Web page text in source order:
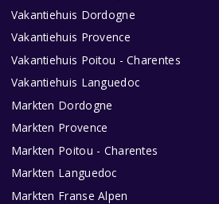
Vakantiehuis Dordogne
Vakantiehuis Provence
Vakantiehuis Poitou - Charentes
Vakantiehuis Languedoc
Markten Dordogne
Markten Provence
Markten Poitou - Charentes
Markten Languedoc
Markten Franse Alpen